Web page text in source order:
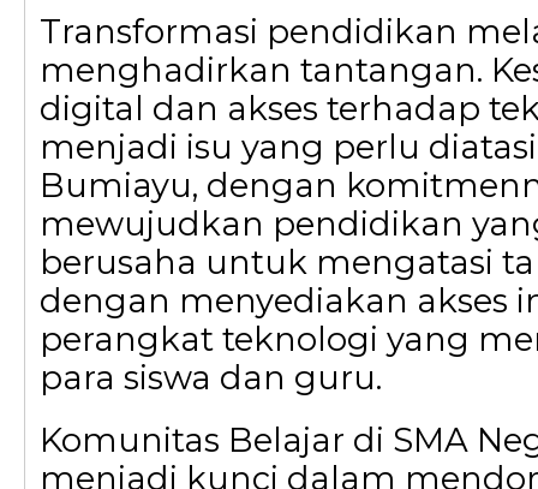
Transformasi pendidikan
menghadirkan tantangan.
digital dan akses terhadap
menjadi isu yang perlu
Bumiayu, dengan
mewujudkan pendidikan
berusaha untuk mengatasi
dengan menyediakan akses
perangkat teknologi yang
para siswa dan guru.
Komunitas Belajar di SMA
menjadi kunci dalam